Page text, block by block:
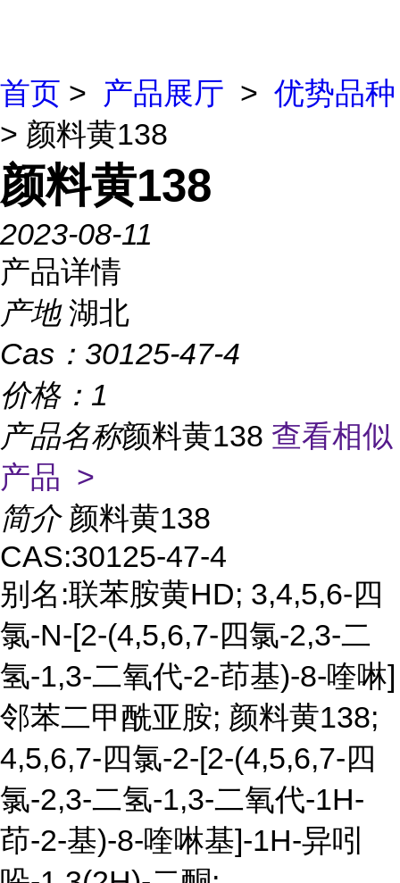
首页 > 产品展厅 > 优势品种
> 颜料黄138
颜料黄138
2023-08-11
产品详情
产地 湖北
Cas： 30125-47-4
价格： 1
产品名称颜料黄138 查看相似
产品 >
简介 颜料黄138
CAS:30125-47-4
别名:联苯胺黄HD; 3,4,5,6-四
氯-N-[2-(4,5,6,7-四氯-2,3-二
氢-1,3-二氧代-2-茚基)-8-喹啉]
邻苯二甲酰亚胺; 颜料黄138;
4,5,6,7-四氯-2-[2-(4,5,6,7-四
氯-2,3-二氢-1,3-二氧代-1H-
茚-2-基)-8-喹啉基]-1H-异吲